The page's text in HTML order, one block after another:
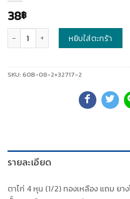
38฿
หยิบใส่ตะกร้า
SKU: 60B-08-2+32717-2
รายละเอียด
ตาไก่ 4 หุน (1/2) ทองเหลือง แถม ยา